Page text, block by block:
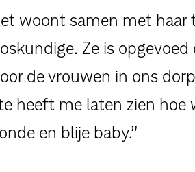
woont samen met haar
Ze is
de vrouwen in ons
heeft me laten zien hoe
en blije baby.”